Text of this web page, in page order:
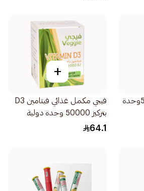
بريما فيتامين د3 50000وحدة
+
فيجي مكمل غذائي فيتامين D3
بتركيز 50000 وحدة دولية
لتعزيز صحة العظام 20قرص
64.1